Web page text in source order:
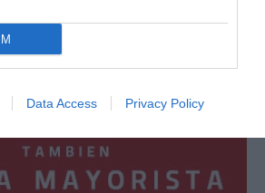
Data Access Privacy Policy
€